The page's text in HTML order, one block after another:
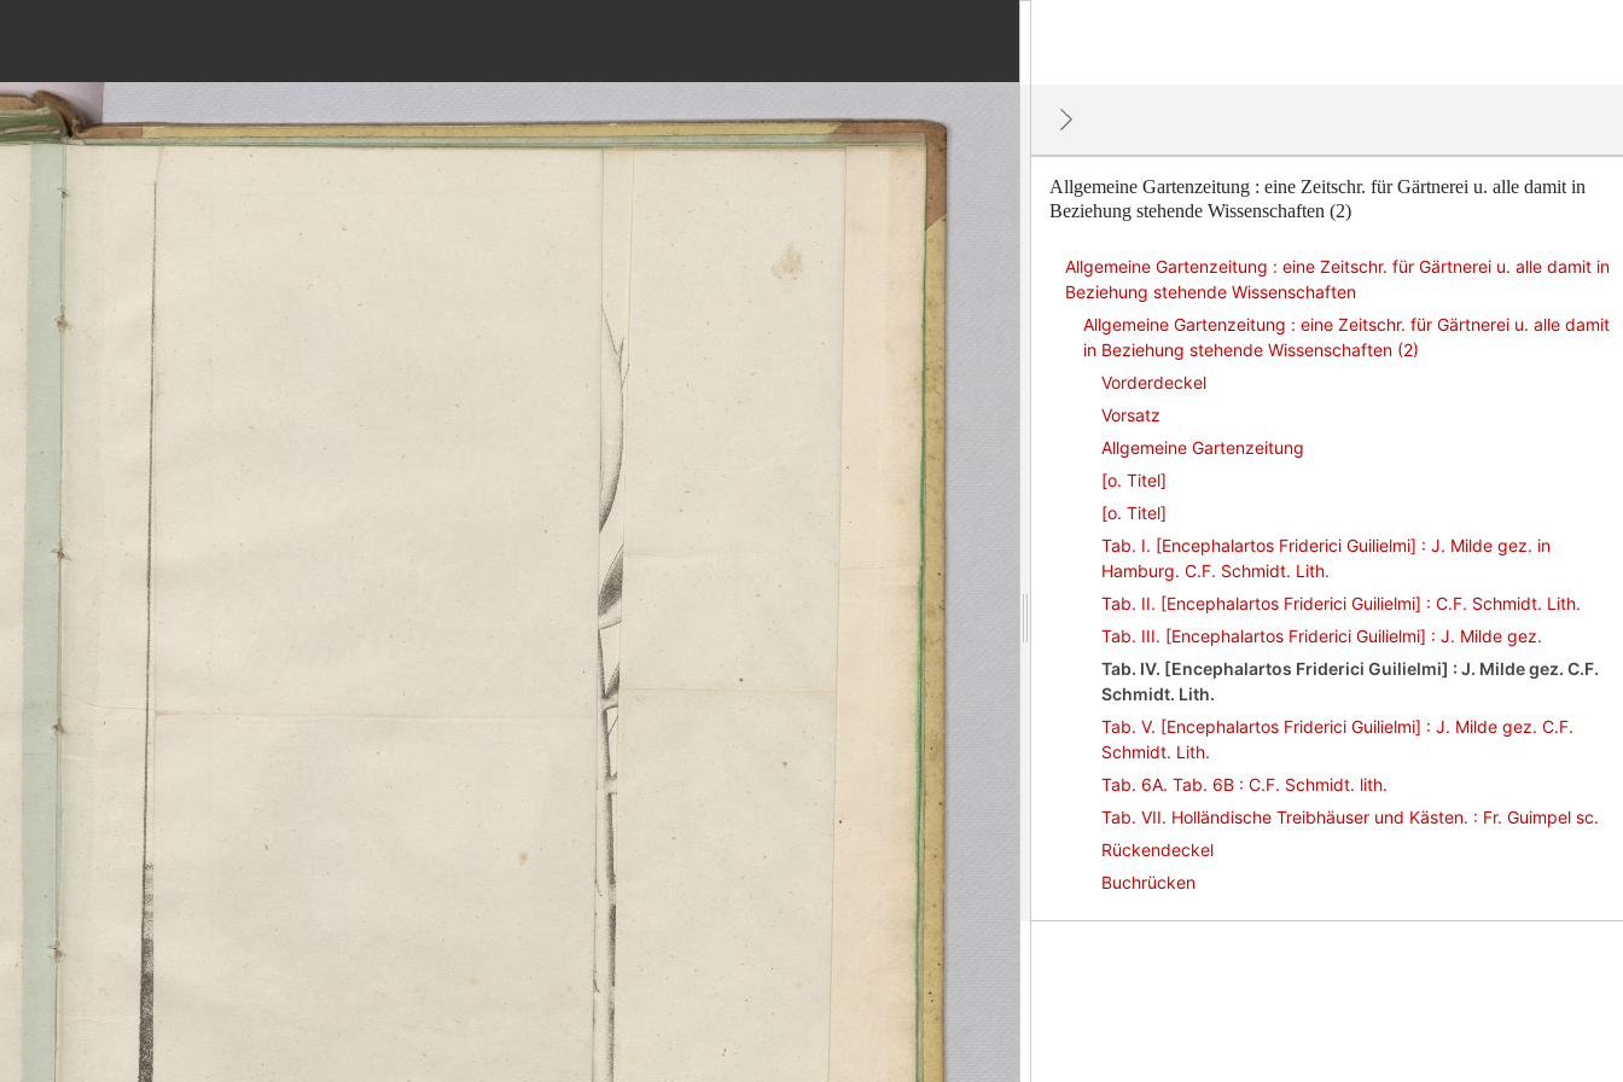
Allgemeine Gartenzeitung : eine Zeitschr. für Gärtnerei u. alle damit in
Beziehung stehende Wissenschaften (2)
Allgemeine Gartenzeitung : eine Zeitschr. für Gärtnerei u. alle damit in
Beziehung stehende Wissenschaften
Allgemeine Gartenzeitung : eine Zeitschr. für Gärtnerei u. alle damit
in Beziehung stehende Wissenschaften (2)
Vorderdeckel
Vorsatz
Allgemeine Gartenzeitung
[o. Titel]
[o. Titel]
Tab. I. [Encephalartos Friderici Guilielmi] : J. Milde gez. in
Hamburg. C.F. Schmidt. Lith.
Tab. II. [Encephalartos Friderici Guilielmi] : C.F. Schmidt. Lith.
Tab. III. [Encephalartos Friderici Guilielmi] : J. Milde gez.
Tab. IV. [Encephalartos Friderici Guilielmi] : J. Milde gez. C.F.
Schmidt. Lith.
Tab. V. [Encephalartos Friderici Guilielmi] : J. Milde gez. C.F.
Schmidt. Lith.
Tab. 6A. Tab. 6B : C.F. Schmidt. lith.
Tab. VII. Holländische Treibhäuser und Kästen. : Fr. Guimpel sc.
Rückendeckel
Buchrücken